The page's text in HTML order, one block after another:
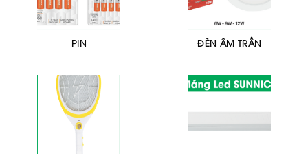
PIN ĐÈN ÂM TRẦN